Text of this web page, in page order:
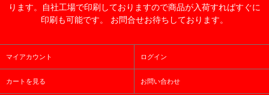
ります。自社工場で印刷しておりますので商品が入荷すればすぐに
印刷も可能です。 お問合せお待ちしております。
マイアカウント ログイン
カートを見る お問い合わせ